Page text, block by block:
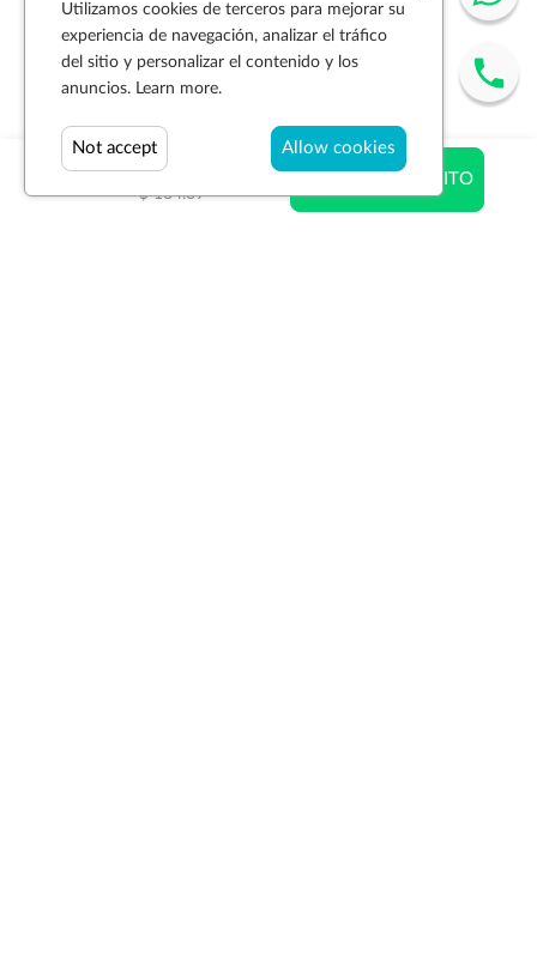
$ 120.22
$ 164.69
AÑADIR AL CARRITO
Utilizamos cookies de terceros para mejorar su
experiencia de navegación, analizar el tráfico
del sitio y personalizar el contenido y los
anuncios. Learn more.
Allow cookies
Not accept